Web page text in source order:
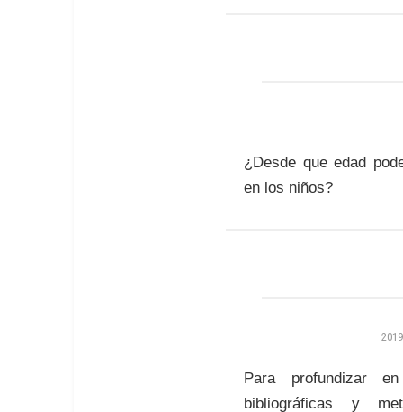
¿Desde que edad
en los niños?
Para profundizar
bibliográficas y